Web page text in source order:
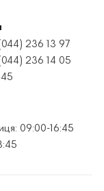
236 13 97
236 14 05
09:00-16:45